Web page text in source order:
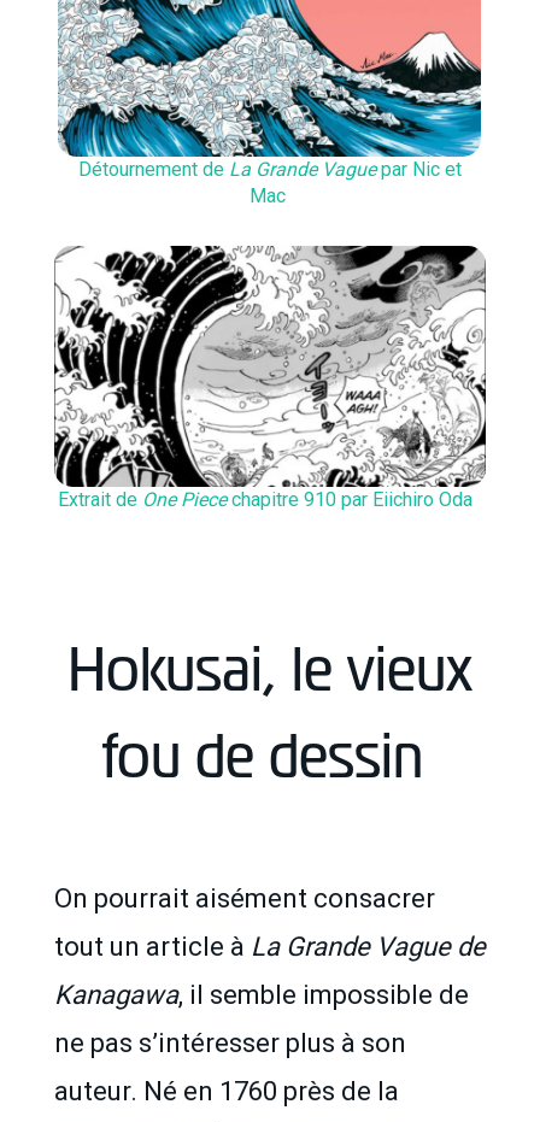
Détournement de La Grande Vaguepar Nic et
Mac
Extrait deOne Piecechapitre 910 par Eiichiro Oda
Hokusai, le vieux
fou de dessin
On pourrait aisément consacrer
tout un article à La Grande Vague de
Kanagawa, il semble impossible de
ne pas s’intéresser plus à son
auteur. Né en 1760 près de la